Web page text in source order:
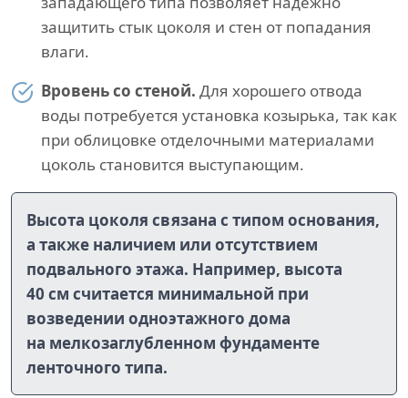
защитить стык цоколя и стен от попадания
влаги.
Вровень со стеной. Для хорошего отвода
воды потребуется установка козырька, так как
при облицовке отделочными материалами
цоколь становится выступающим.
Высота цоколя связана с типом основания,
а также наличием или отсутствием
подвального этажа. Например, высота
40 см считается минимальной при
возведении одноэтажного дома
на мелкозаглубленном фундаменте
ленточного типа.